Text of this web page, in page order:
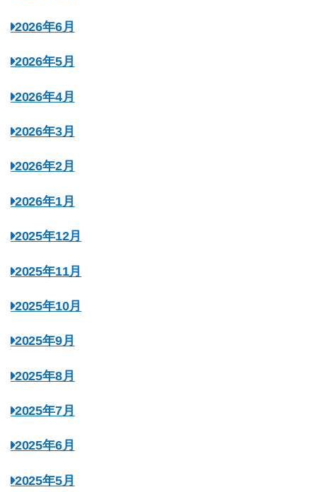
2026年6月
2026年5月
2026年4月
2026年3月
2026年2月
2026年1月
2025年12月
2025年11月
2025年10月
2025年9月
2025年8月
2025年7月
2025年6月
2025年5月